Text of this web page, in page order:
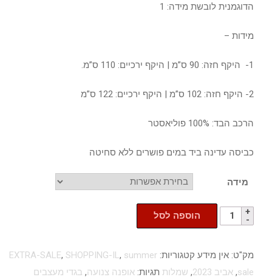
הדוגמנית לובשת מידה: 1
מידות –
1- היקף חזה: 90 ס”מ | היקף ירכיים: 110 ס”מ.
2- היקף חזה: 102 ס”מ | היקף ירכיים: 122 ס”מ
הרכב הבד: 100% פוליאסטר
כביסה עדינה ביד במים פושרים ללא סחיטה
מידה
הוספה לסל
מק"ט: אין מידע קטגוריות: EXTRA-SALE, SHOPPING-IL, summer
sale
, אביב 2023 , שמלות תגיות: אופנה צנועה, בגדי מעצבים